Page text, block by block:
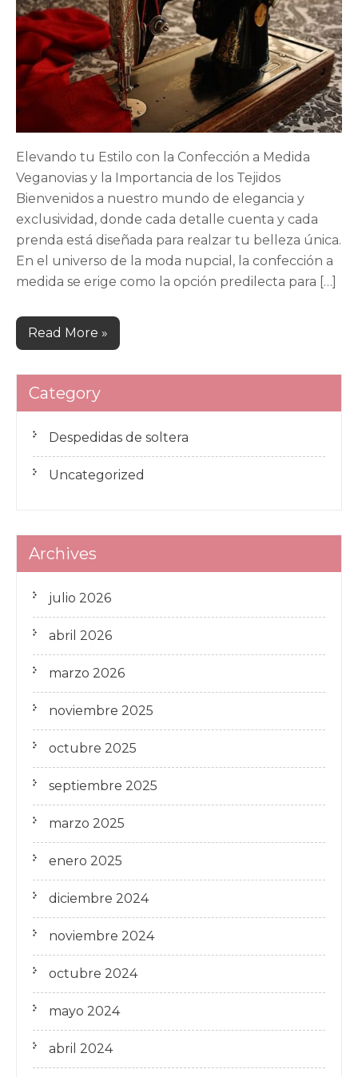
Elevando tu Estilo con la Confección a Medida
Veganovias y la Importancia de los Tejidos
Bienvenidos a nuestro mundo de elegancia y
exclusividad, donde cada detalle cuenta y cada
prenda está diseñada para realzar tu belleza única.
En el universo de la moda nupcial, la confección a
medida se erige como la opción predilecta para […]
Read More »
Category
Despedidas de soltera
Uncategorized
Archives
julio 2026
abril 2026
marzo 2026
noviembre 2025
octubre 2025
septiembre 2025
marzo 2025
enero 2025
diciembre 2024
noviembre 2024
octubre 2024
mayo 2024
abril 2024